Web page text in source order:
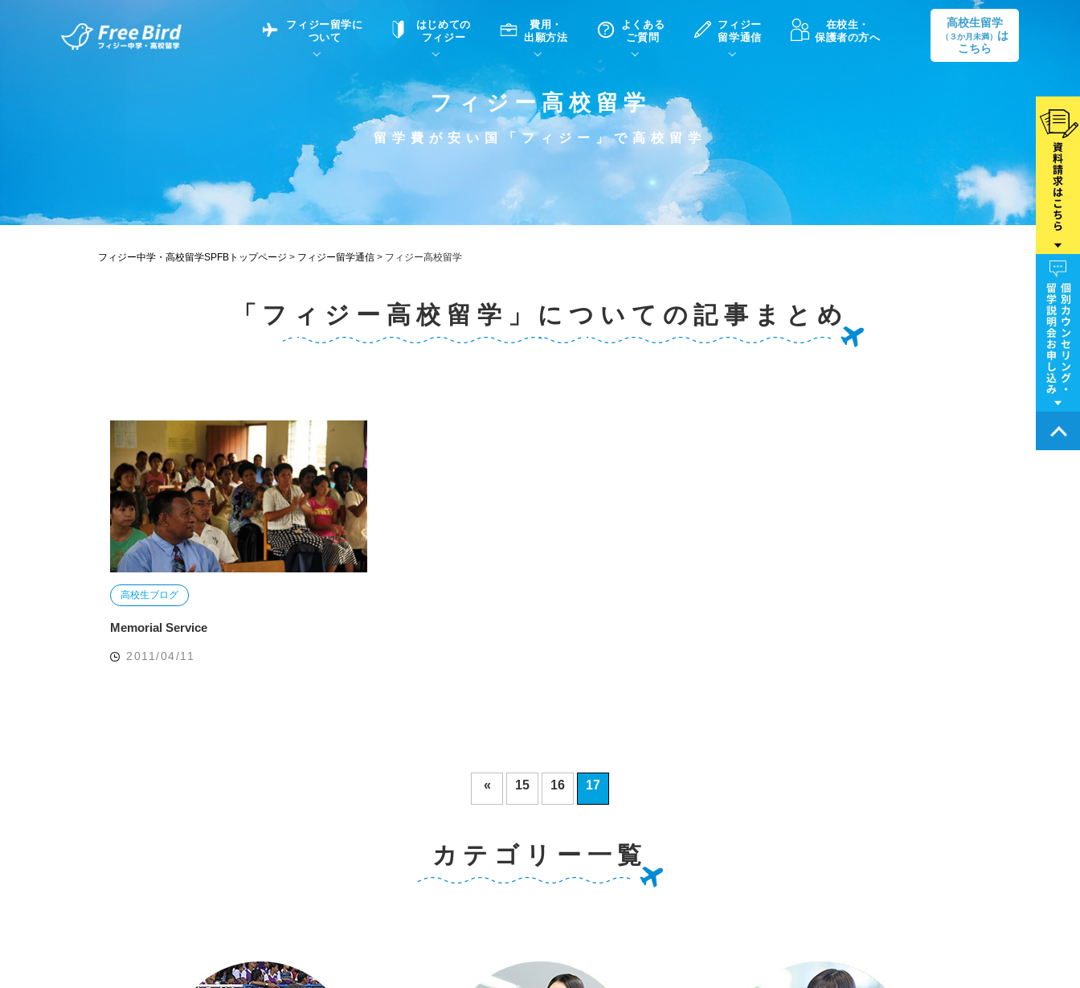
フィジー留学に
ついて
フィジー留学について 中学・高校留学の意義
はじめての
フィジー
滞在先
費用・
出願方法
高校留学
よくある
ご質問
フィジーでの生活Q&A ホームステイQ&A
現地高校Q&A
英語についてQ&A
フィジー
留学通信
フィジー留学通信TOP 学生インタビュー（在校生）
留学コラム
在校生・
保護者の方へ
高校生留学
（３か月未満）
は
こちら
フィジー高校留学
留学費が安い国「フィジー」で高校留学
フィジー中学・高校留学SPFBトップページ > フィジー留学通信 > フィジー高校留学
「フィジー高校留学」についての記事まとめ
高校生ブログ
Memorial Service
2011/04/11
« 15 16 17
カテゴリー一覧